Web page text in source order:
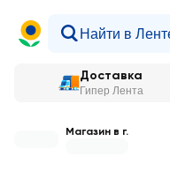
Доставка
Гипер Лента
Магазин в г.